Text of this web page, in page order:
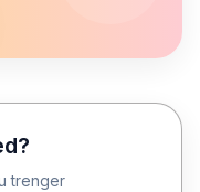
trenger